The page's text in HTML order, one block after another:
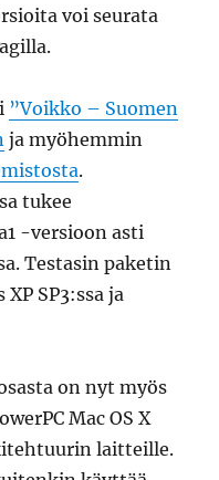
voi seurata
”Voikko – Suomen
ja myöhemmin
.
tukee
-versioon asti
Testasin paketin
XP SP3:ssa ja
on nyt myös
Mac OS X
laitteille.